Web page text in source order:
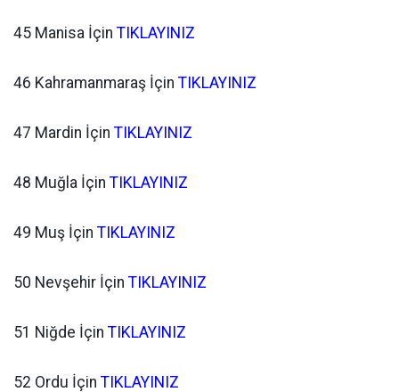
45 Manisa İçin TIKLAYINIZ
46 Kahramanmaraş İçin TIKLAYINIZ
47 Mardin İçin TIKLAYINIZ
48 Muğla İçin TIKLAYINIZ
49 Muş İçin TIKLAYINIZ
50 Nevşehir İçin TIKLAYINIZ
51 Niğde İçin TIKLAYINIZ
52 Ordu İçin TIKLAYINIZ